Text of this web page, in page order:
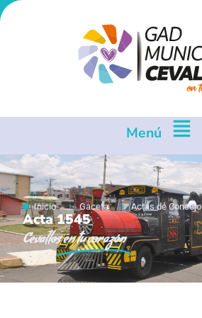
Menú
Inicio Gaceta Actas de Concejo
Acta 1545
Cevallosen tu corazón